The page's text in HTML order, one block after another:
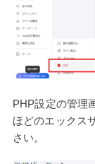
PHP設定の管理
ほどのエックス
さい。